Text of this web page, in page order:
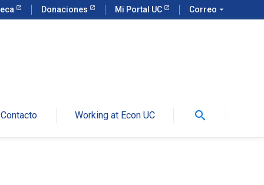
Donaciones Mi Portal UC Correo arrow_drop_down
Contacto Working at Econ UC search